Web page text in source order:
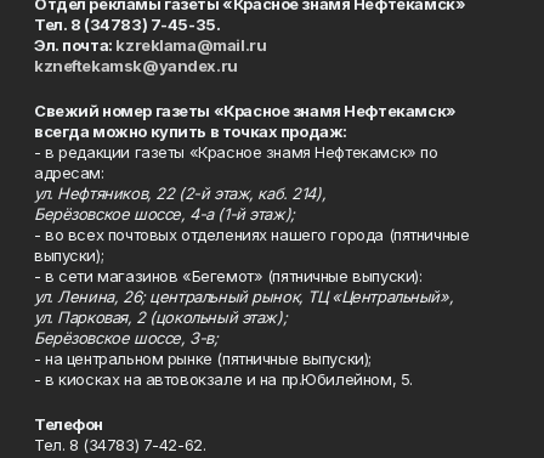
Тел. 8 (34783) 7-45-35.
Эл. почта: kzreklama@mail.ru
kzneftekamsk@yandex.ru
Свежий номер газеты «Красное знамя Нефтекамск»
всегда можно купить в точках продаж:
- в редакции газеты «Красное знамя Нефтекамск» по
адресам:
ул. Нефтяников, 22 (2-й этаж, каб. 214),
Берёзовское шоссе, 4-а (1-й этаж);
- во всех почтовых отделениях нашего города (пятничные
выпуски);
- в сети магазинов «Бегемот» (пятничные выпуски):
ул. Ленина, 26; центральный рынок, ТЦ «Центральный»,
ул. Парковая, 2 (цокольный этаж);
Берёзовское шоссе, 3-в;
- на центральном рынке (пятничные выпуски);
- в киосках на автовокзале и на пр.Юбилейном, 5.
Телефон
Тел. 8 (34783) 7-42-62.